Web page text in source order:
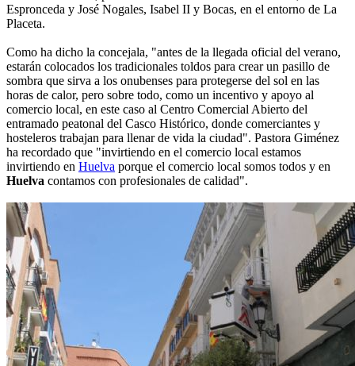
Espronceda y José Nogales, Isabel II y Bocas, en el entorno de La
Placeta.
Como ha dicho la concejala, "antes de la llegada oficial del verano,
estarán colocados los tradicionales toldos para crear un pasillo de
sombra que sirva a los onubenses para protegerse del sol en las
horas de calor, pero sobre todo, como un incentivo y apoyo al
comercio local, en este caso al Centro Comercial Abierto del
entramado peatonal del Casco Histórico, donde comerciantes y
hosteleros trabajan para llenar de vida la ciudad". Pastora Giménez
ha recordado que "invirtiendo en el comercio local estamos
invirtiendo en Huelva porque el comercio local somos todos y en
Huelva contamos con profesionales de calidad".